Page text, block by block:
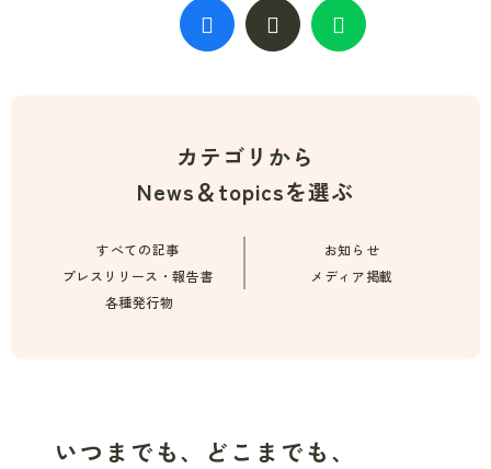
カテゴリから
News＆topicsを選ぶ
すべての記事
お知らせ
プレスリリース・報告書
メディア掲載
各種発行物
いつまでも、どこまでも、